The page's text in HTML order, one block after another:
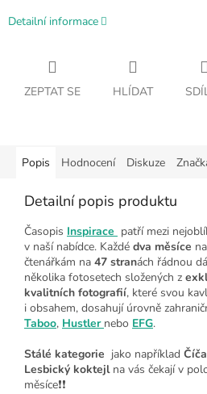
Detailní informace
ZEPTAT SE HLÍDAT
Popis Hodnocení Diskuze
Detailní popis produktu
Časopis Inspirace patří mezi
v naší nabídce. Každé dva měsíce
čtenářkám na 47 stranách řádnou
několika fotosetech složených z
kvalitních fotografií, které svou
i obsahem, dosahují úrovně
Taboo, Hustler nebo EFG.
Stálé kategorie jako například
Lesbický koktejlna vás čekají v
měsíce❗❗